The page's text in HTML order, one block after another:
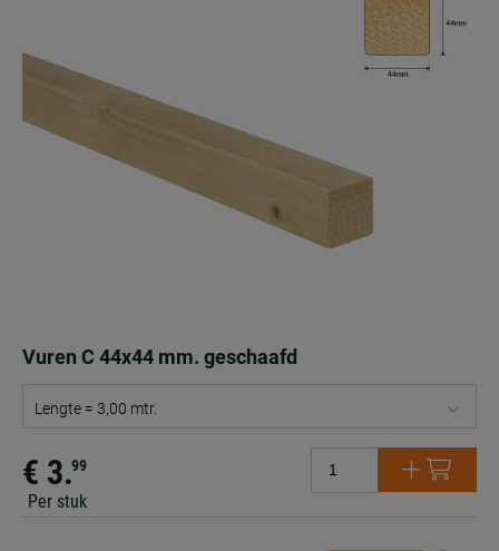
Vuren C 44x44 mm. geschaafd
Lengte = 3,00 mtr.
€ 3.99
Per stuk